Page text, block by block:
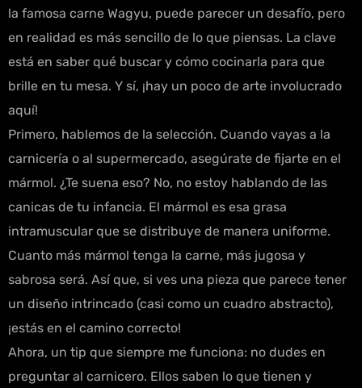
la famosa carne Wagyu, puede parecer un desafío, pero
en realidad es más sencillo de lo que piensas. La clave
está en saber qué buscar y cómo cocinarla para que
brille en tu mesa. Y sí, ¡hay un poco de arte involucrado
aquí!
Primero, hablemos de la selección. Cuando vayas a la
carnicería o al supermercado, asegúrate de fijarte en el
mármol. ¿Te suena eso? No, no estoy hablando de las
canicas de tu infancia. El mármol es esa grasa
intramuscular que se distribuye de manera uniforme.
Cuanto más mármol tenga la carne, más jugosa y
sabrosa será. Así que, si ves una pieza que parece tener
un diseño intrincado (casi como un cuadro abstracto),
¡estás en el camino correcto!
Ahora, un tip que siempre me funciona: no dudes en
preguntar al carnicero. Ellos saben lo que tienen y